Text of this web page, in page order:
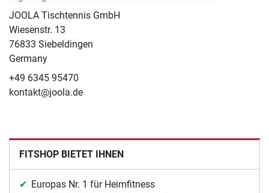
JOOLA Tischtennis GmbH
Wiesenstr. 13
76833 Siebeldingen
Germany
+49 6345 95470
kontakt@joola.de
FITSHOP BIETET IHNEN
Europas Nr. 1 für Heimfitness